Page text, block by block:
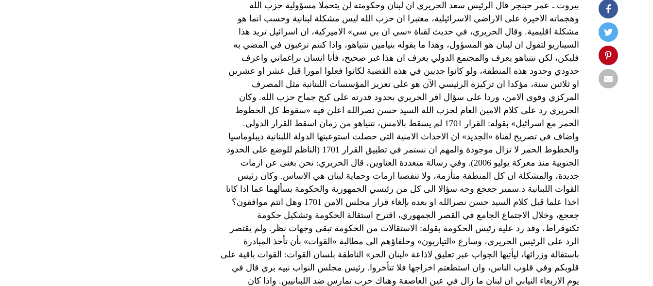
بيروت ـ عمر حبنجر قال الرئيس سعد الحريري ان لبنان وحكومته لن يتحملا مسؤولية حزب الله
وهجماته الاخيرة على الاراضي الاسرائيلية، معتبرا ان حزب الله ليس مشكلة لبنانية وحسب انما هو
مشكلة اقليمية. وقال الحريري، في حديث لقناة «سي ان بي سي» الاميركية، ان اسرائيل تريد هذا
السيناريو لتقول ان لبنان هو المسؤول، وهذا ما يقوله بنيامين نتنياهو، واذا كنتم ترغبون في المضي به
فليكن، لكن نتنياهو يعرف والمجتمع الدولي يعرف ان هذا غير صحيح، فأنا انسان براغماتي واعرف
حدودي وحدود هذه المنطقة، ولو كانوا جديين في هذه القضية لكانوا فعلوا امورا قبل عشر او عشرين
او ثلاثين سنة، مؤكدا ان تركيزه الرئيسي الآن هو على تعزيز المؤسسات اللبنانية مثل المصرف
المركزي وقوى الامن، وردا على سؤال اقر الحريري بحدود قدرته على كبح جماح حزب الله. وكان
الحريري رد على كلام الامين العام لحزب الله السيد حسن نصرالله اعلن فيه «سقوط كل الخطوط
الحمر مع اسرائيل» بقوله: القرار 1701 لم يسقط بالامس، نتنياهو من زمان اسقط القرار الدولي.
واضاف في تصريح لقناة «الجديد» ان الاحداث الامنية التي حصلت استوعبتها الدولة اللبنانية ديبلوماسيا
والخطوط الحمر لا تزال موجودة والمهم ان نستمر في تطبيق القرار 1701 (الناظم للوضع على الحدود
الجنوبية منذ معركة يوليو 2006). وفي رسالة متعددة العناوين، قال الحريري: نحن بغنى عن ازمات
جديدة، والمشكلة ان كل المنطقة متأزمة، ولا تنقصنا ازمات وحماية لبنان هي الاساس. وكان رئيس
القوات اللبنانية د.سمير جعجع وجه سؤالا الى كل من رئيسي الجمهورية والحكومة يسألهما عما اذا كانا
اخذا علما قبل كلام السيد حسن نصرالله او بعده بإلغاء قرار مجلس الامن 1701 وهل انتم موافقون؟
جعجع، وخلال الاجتماع الجامع في القصر الجمهوري، اقترح استقالة الحكومة وتشكيل حكومة
تكنوقراط، وقد رد عليه رئيس الحكومة بقوله: الاستقالات من الحكومة تبقى وجهات نظر. ولم يقتصر
الرد على الرئيس الحريري، وسارع «التياريون» وحلفاؤهم الى مطالبة «القوات» بأن تأخذ المبادرة
باستقالة وزرائها، ليأتيها الجواب عبر تعليق لاذاعة «لبنان الحر» الناطقة بلسان القوات: القوات باقية على
قلوبكم وفي قلوب الناس، وان استطعتم اخراجها فلا تتأخروا. رئيس مجلس النواب نبيه بري قال في
يوم الاربعاء النيابي ان لبنان ما زال في عين العاصفة وهناك حرب تمارس ضد اللبنانيين. واذا كان